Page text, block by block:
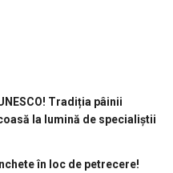
Tradiția pâinii
la lumină de specialiștii
în loc de petrecere!